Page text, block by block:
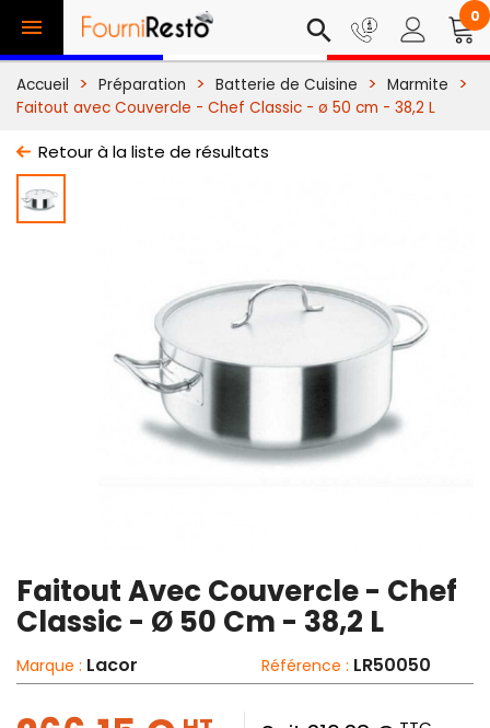
 search 0
Accueil Préparation Batterie de Cuisine
Marmite
Faitout avec Couvercle - Chef Classic - ø 50 cm - 38,2 L
Retour à la liste de résultats
Faitout Avec Couvercle - Chef
Classic - Ø 50 Cm - 38,2 L
Marque : Lacor Référence : LR50050